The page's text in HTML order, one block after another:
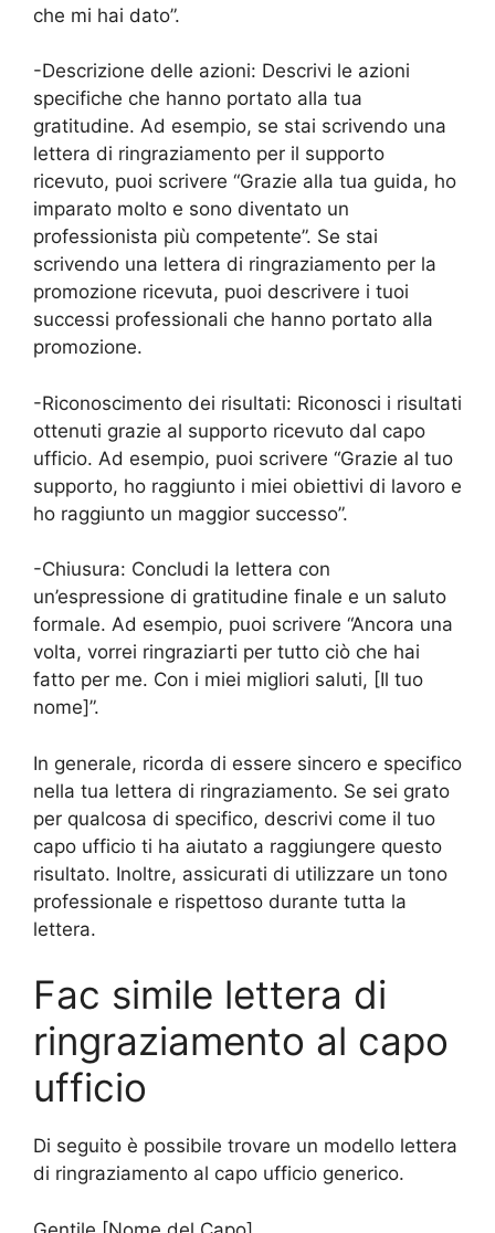
che mi hai dato”.
-Descrizione delle azioni: Descrivi le azioni
specifiche che hanno portato alla tua
gratitudine. Ad esempio, se stai scrivendo una
lettera di ringraziamento per il supporto
ricevuto, puoi scrivere “Grazie alla tua guida, ho
imparato molto e sono diventato un
professionista più competente”. Se stai
scrivendo una lettera di ringraziamento per la
promozione ricevuta, puoi descrivere i tuoi
successi professionali che hanno portato alla
promozione.
-Riconoscimento dei risultati: Riconosci i risultati
ottenuti grazie al supporto ricevuto dal capo
ufficio. Ad esempio, puoi scrivere “Grazie al tuo
supporto, ho raggiunto i miei obiettivi di lavoro e
ho raggiunto un maggior successo”.
-Chiusura: Concludi la lettera con
un’espressione di gratitudine finale e un saluto
formale. Ad esempio, puoi scrivere “Ancora una
volta, vorrei ringraziarti per tutto ciò che hai
fatto per me. Con i miei migliori saluti, [Il tuo
nome]”.
In generale, ricorda di essere sincero e specifico
nella tua lettera di ringraziamento. Se sei grato
per qualcosa di specifico, descrivi come il tuo
capo ufficio ti ha aiutato a raggiungere questo
risultato. Inoltre, assicurati di utilizzare un tono
professionale e rispettoso durante tutta la
lettera.
Fac simile lettera di
ringraziamento al capo
ufficio
Di seguito è possibile trovare un modello lettera
di ringraziamento al capo ufficio generico.